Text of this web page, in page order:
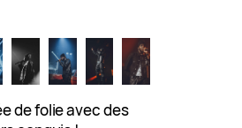
de folie avec des